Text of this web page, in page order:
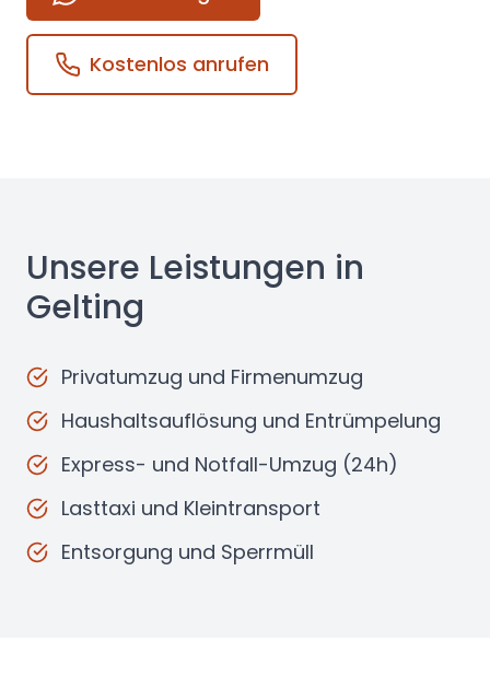
Kostenlos anrufen
Unsere Leistungen in
Gelting
Privatumzug und Firmenumzug
Haushaltsauflösung und Entrümpelung
Express- und Notfall-Umzug (24h)
Lasttaxi und Kleintransport
Entsorgung und Sperrmüll